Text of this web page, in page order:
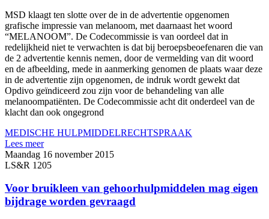
MSD klaagt ten slotte over de in de advertentie opgenomen
grafische impressie van melanoom, met daarnaast het woord
“MELANOOM”. De Codecommissie is van oordeel dat in
redelijkheid niet te verwachten is dat bij beroepsbeoefenaren die van
de 2 advertentie kennis nemen, door de vermelding van dit woord
en de afbeelding, mede in aanmerking genomen de plaats waar deze
in de advertentie zijn opgenomen, de indruk wordt gewekt dat
Opdivo geïndiceerd zou zijn voor de behandeling van alle
melanoompatiënten. De Codecommissie acht dit onderdeel van de
klacht dan ook ongegrond
MEDISCHE HULPMIDDELRECHTSPRAAK
Lees meer
Maandag 16 november 2015
LS&R 1205
Voor bruikleen van gehoorhulpmiddelen mag eigen
bijdrage worden gevraagd